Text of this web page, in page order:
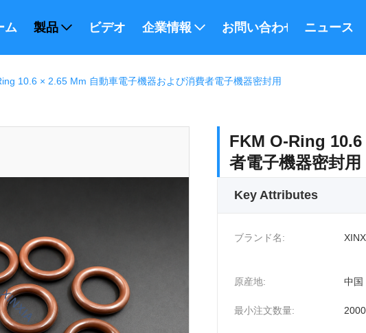
ム 製品 ビデオ 企業情報 お問い合わせ ニュース
10.6 × 2.65 Mm 自動車電子機器および消費者電子機器密封用
FKM O-Ring
者電子機器密封用
Key Attributes
ブランド名:
原産地: 中国
最小注文数量: